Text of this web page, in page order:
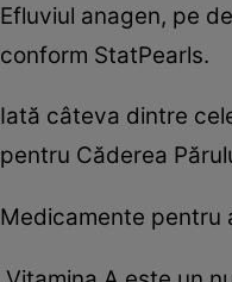
Efluviul anagen, pe
conform StatPearls.
Iată câteva dintre
pentru Căderea
Medicamente pentru